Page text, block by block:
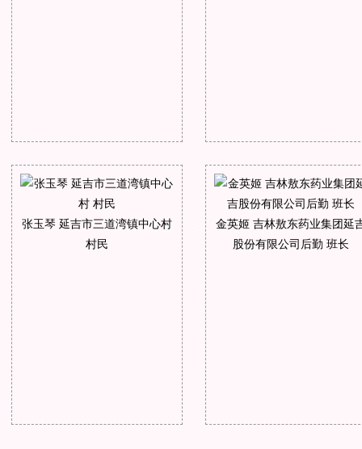
张玉琴 延吉市三道湾镇中心村
村民
金英姬 吉林敖东药业集团延
股份有限公司后勤 班长